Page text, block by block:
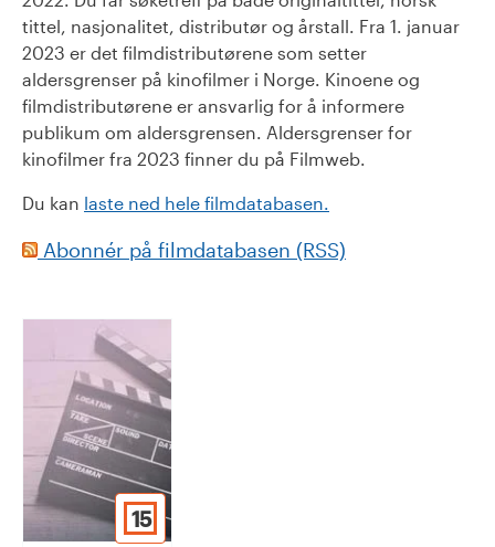
tittel, nasjonalitet, distributør og årstall. Fra 1. januar
2023 er det filmdistributørene som setter
aldersgrenser på kinofilmer i Norge. Kinoene og
filmdistributørene er ansvarlig for å informere
publikum om aldersgrensen. Aldersgrenser for
kinofilmer fra 2023 finner du på Filmweb.
Du kan laste ned hele filmdatabasen.
Abonnér på filmdatabasen (RSS)
15